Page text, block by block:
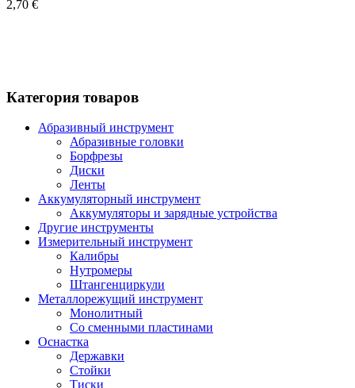
2,70 €
Категория товаров
Абразивный инструмент
Абразивные головки
Борфрезы
Диски
Ленты
Аккумуляторный инструмент
Аккумуляторы и зарядные устройства
Другие инструменты
Измерительный инструмент
Калибры
Нутромеры
Штангенциркули
Металлорежущий инструмент
Монолитный
Со сменными пластинами
Оснастка
Державки
Стойки
Тиски